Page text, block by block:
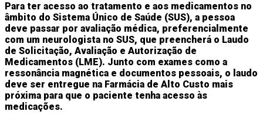
Para ter acesso ao tratamento e aos medicamentos no
âmbito do Sistema Único de Saúde (SUS), a pessoa
deve passar por avaliação médica, preferencialmente
com um neurologista no SUS, que preencherá o Laudo
de Solicitação, Avaliação e Autorização de
Medicamentos (LME). Junto com exames como a
ressonância magnética e documentos pessoais, o laudo
deve ser entregue na Farmácia de Alto Custo mais
próxima para que o paciente tenha acesso às
medicações.